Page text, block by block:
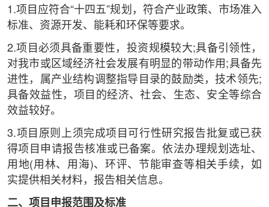
1.项目应符合“十四五”规划，符合产业政策、市场准入
标准、资源开发、能耗和环保等要求。
2.项目必须具备重要性，投资规模较大;具备引领性，
对我市或区域经济社会发展有明显的带动作用;具备先
进性，属产业结构调整指导目录的鼓励类，技术领先;
具备效益性，项目的经济、社会、生态、安全等综合
效益较好。
3.项目原则上须完成项目可行性研究报告批复或已获
得项目申请报告核准或已备案。依法办理规划选址、
用地(用林、用海)、环评、节能审查等相关手续，如
实提供相关材料，报告相关信息。
二、项目申报范围及标准